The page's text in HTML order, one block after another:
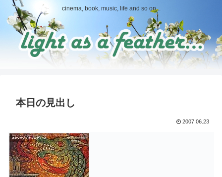
cinema, book, music, life and so on...
本日の見出し
2007.06.23